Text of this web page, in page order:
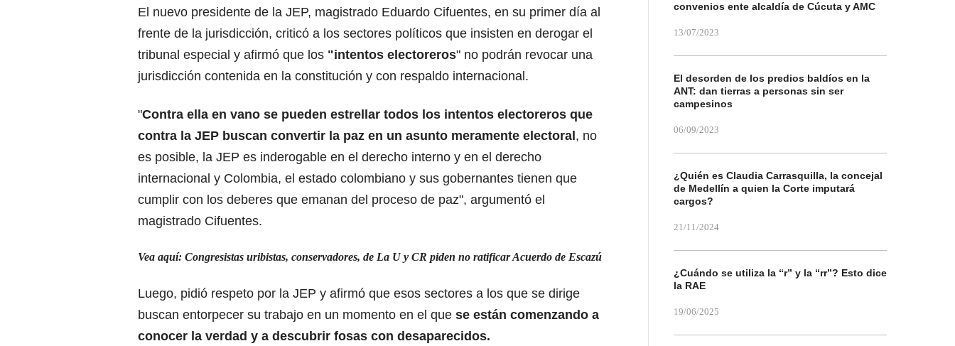
El nuevo presidente de la JEP, magistrado Eduardo Cifuentes, en su primer día al
frente de la jurisdicción, criticó a los sectores políticos que insisten en derogar el
tribunal especial y afirmó que los "intentos electoreros" no podrán revocar una
jurisdicción contenida en la constitución y con respaldo internacional.
"Contra ella en vano se pueden estrellar todos los intentos electoreros que
contra la JEP buscan convertir la paz en un asunto meramente electoral, no
es posible, la JEP es inderogable en el derecho interno y en el derecho
internacional y Colombia, el estado colombiano y sus gobernantes tienen que
cumplir con los deberes que emanan del proceso de paz", argumentó el
magistrado Cifuentes.
Vea aquí: Congresistas uribistas, conservadores, de La U y CR piden no ratificar Acuerdo de Escazú
Luego, pidió respeto por la JEP y afirmó que esos sectores a los que se dirige
buscan entorpecer su trabajo en un momento en el que se están comenzando a
conocer la verdad y a descubrir fosas con desaparecidos.
convenios ente alcaldía de Cúcuta y AMC
13/07/2023
El desorden de los predios baldíos en la
ANT: dan tierras a personas sin ser
campesinos
06/09/2023
¿Quién es Claudia Carrasquilla, la concejal
de Medellín a quien la Corte imputará
cargos?
21/11/2024
¿Cuándo se utiliza la “r” y la “rr”? Esto dice
la RAE
19/06/2025